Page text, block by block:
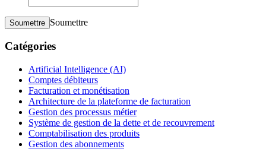
Soumettre Soumettre
Catégories
Artificial Intelligence (AI)
Comptes débiteurs
Facturation et monétisation
Architecture de la plateforme de facturation
Gestion des processus métier
Système de gestion de la dette et de recouvrement
Comptabilisation des produits
Gestion des abonnements